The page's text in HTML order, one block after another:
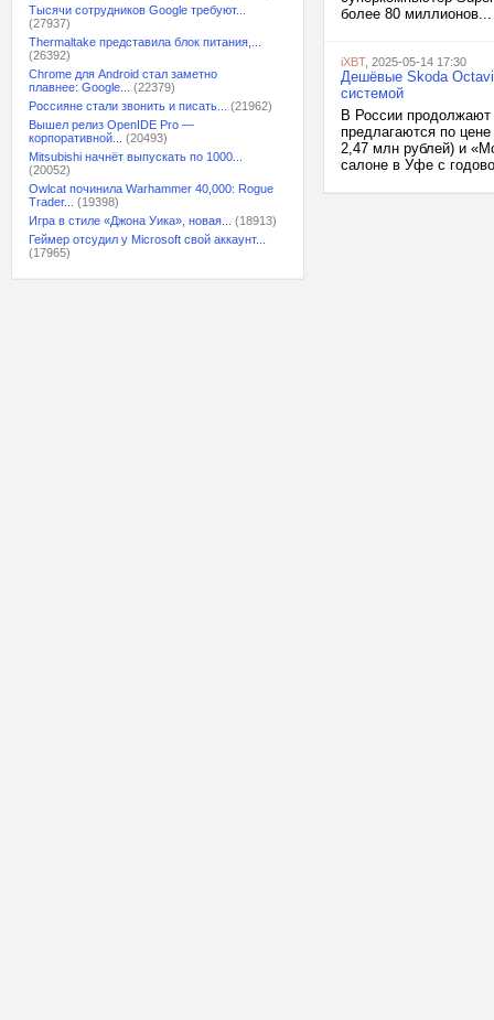
Тысячи сотрудников Google требуют...
(27937)
Thermaltake представила блок питания,...
(26392)
Chrome для Android стал заметно
плавнее: Google...
(22379)
Россияне стали звонить и писать...
(21962)
Вышел релиз OpenIDE Pro —
корпоративной...
(20493)
Mitsubishi начнёт выпускать по 1000...
(20052)
Owlcat починила Warhammer 40,000: Rogue
Trader...
(19398)
Игра в стиле «Джона Уика», новая...
(18913)
Геймер отсудил у Microsoft свой аккаунт...
(17965)
более 80 миллионов...
iXBT, 2025-05-14 17:30
Дешёвые Skoda
системой
В России продолжают
предлагаются по
2,47 млн рублей) и
салоне в Уфе с